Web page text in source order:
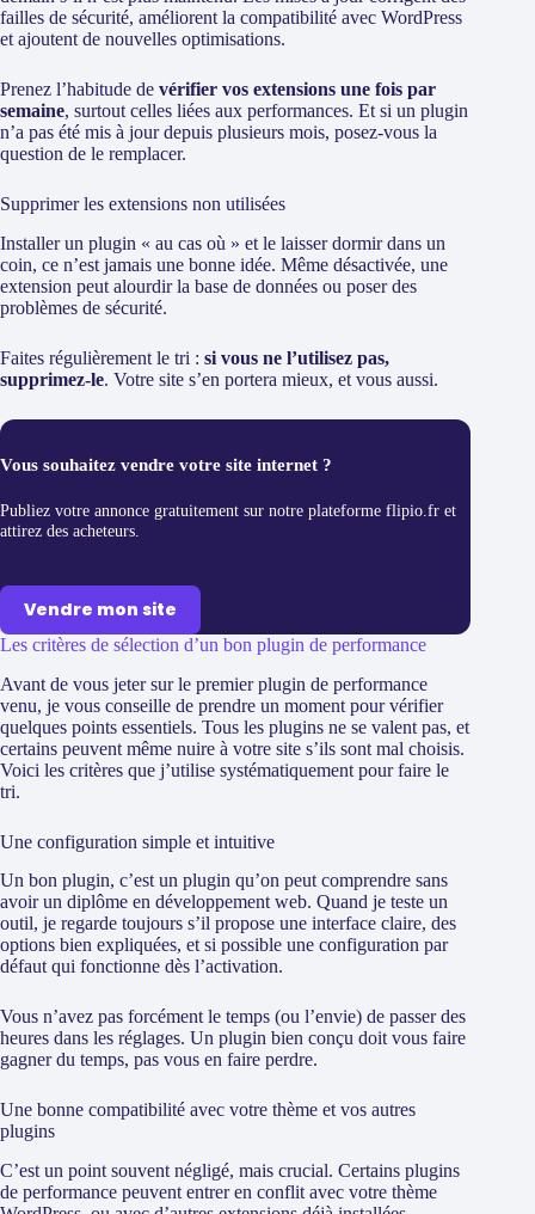
failles de sécurité, améliorent la compatibilité avec WordPress
et ajoutent de nouvelles optimisations.
Prenez l’habitude de vérifier vos extensions une fois par
semaine, surtout celles liées aux performances. Et si un plugin
n’a pas été mis à jour depuis plusieurs mois, posez-vous la
question de le remplacer.
Supprimer les extensions non utilisées
Installer un plugin « au cas où » et le laisser dormir dans un
coin, ce n’est jamais une bonne idée. Même désactivée, une
extension peut alourdir la base de données ou poser des
problèmes de sécurité.
Faites régulièrement le tri : si vous ne l’utilisez pas,
supprimez-le. Votre site s’en portera mieux, et vous aussi.
Vous souhaitez vendre votre site internet ?
Publiez votre annonce gratuitement sur notre plateforme flipio.fr et
attirez des acheteurs.
Vendre mon site
Les critères de sélection d’un bon plugin de performance
Avant de vous jeter sur le premier plugin de performance
venu, je vous conseille de prendre un moment pour vérifier
quelques points essentiels. Tous les plugins ne se valent pas, et
certains peuvent même nuire à votre site s’ils sont mal choisis.
Voici les critères que j’utilise systématiquement pour faire le
tri.
Une configuration simple et intuitive
Un bon plugin, c’est un plugin qu’on peut comprendre sans
avoir un diplôme en développement web. Quand je teste un
outil, je regarde toujours s’il propose une interface claire, des
options bien expliquées, et si possible une configuration par
défaut qui fonctionne dès l’activation.
Vous n’avez pas forcément le temps (ou l’envie) de passer des
heures dans les réglages. Un plugin bien conçu doit vous faire
gagner du temps, pas vous en faire perdre.
Une bonne compatibilité avec votre thème et vos autres
plugins
C’est un point souvent négligé, mais crucial. Certains plugins
de performance peuvent entrer en conflit avec votre thème